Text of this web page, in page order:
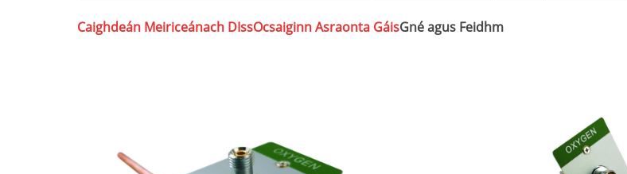
Caighdeán Meiriceánach DIssOcsaiginn Asraonta GáisGné agus Feidhm